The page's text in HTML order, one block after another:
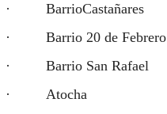
· BarrioCastañares
· Barrio 20 de Febrero
· Barrio San Rafael
· Atocha